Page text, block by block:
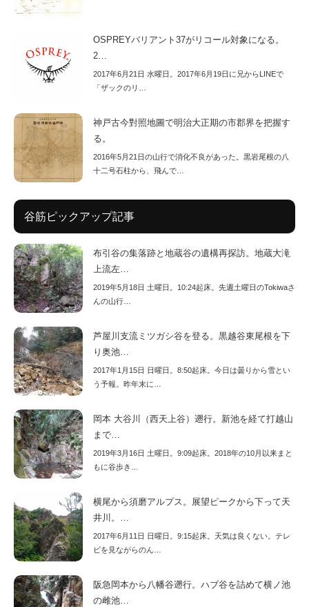
OSPREYバリアント37がリコール対象になる。
2…
2017年6月21日 水曜日。2017年6月19日に兄からLINEで
「ザックのリ…
神戸古今對照地圖で明治大正期の市郡界を把握す
る。
2016年5月21日の山行で消化不良があった。黒岩尾根の八
十二号石柱から、飛んで…
谷筋ピックアップ記事
布引谷の集落跡と地蔵谷の遺構再探訪。地蔵大滝
上流左…
2019年5月18日 土曜日。10:24起床。先週土曜日のTokiwaさ
んの山行…
芦屋川支流ミツガシ谷を登る。黒越谷東尾根を下
り奥池…
2017年1月15日 日曜日。8:50起床。今日は曇りから雪とい
う予報。昨年末に…
岡本 大谷川（西天上谷）遡行。新池を経て打越山
まで…
2019年3月16日 土曜日。9:09起床。2018年の10月以来まと
もに谷歩き…
横尾から須磨アルプス。展望ピークから下って天
井川。…
2017年6月11日 日曜日。9:15起床。天気は良くない。テレ
ビを見ながらのん…
阪急岡本から八幡谷遡行。ハブ谷を詰めて横ノ池
の雌池…